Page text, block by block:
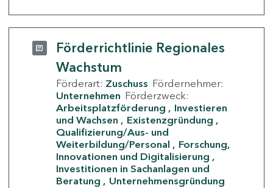
Förderrichtlinie Regionales
Wachstum
Förderart: Zuschuss Fördernehmer:
Unternehmen Förderzweck:
Arbeitsplatzförderung
Investieren
und Wachsen
Existenzgründung
Qualifizierung/Aus- und
Weiterbildung/Personal
Forschung,
Innovationen und Digitalisierung
Investitionen in Sachanlagen und
Beratung
Unternehmensgründung